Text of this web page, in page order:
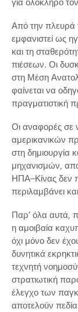
Από την πλευρά
εμφανιστεί ως
και τη
πιέσεων. Οι
στη Μέση
φαίνεται να
πραγματιστική
Οι αναφορές σε
αμερικανικών
στη δημιουργία
μηχανισμών,
ΗΠΑ–Κίνας δεν
περιλαμβάνει
Παρ’ όλα αυτά,
η αμοιβαία
όχι μόνο δεν
δυνητικά
τεχνητή
στρατιωτική
έλεγχο των
αποτελούν